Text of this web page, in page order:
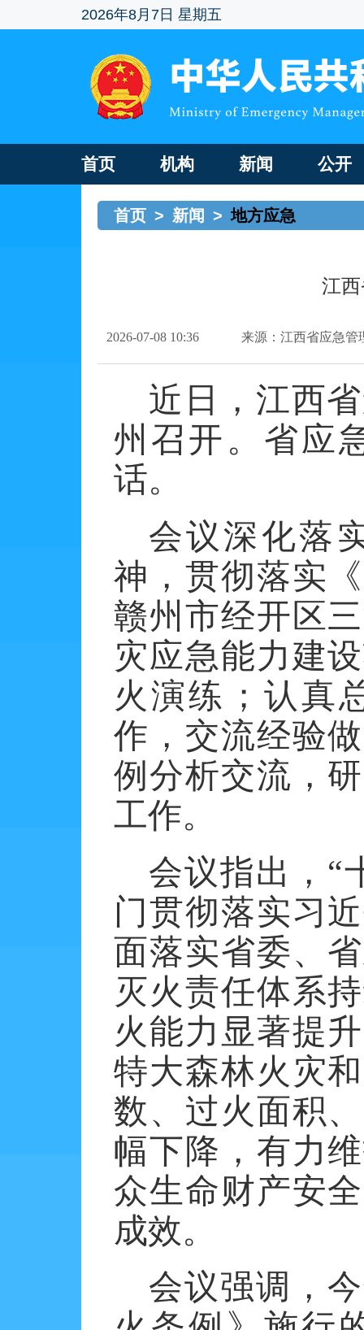
2026年8月7日 星期五
首页 机构 新闻 公开
首页 > 新闻 > 地方应急
江
2026-07-08 10:36 来源：江西省应急管
近日，江西
州召开。省应
话。
会议深化落
神，贯彻落实
赣州市经开区
灾应急能力建
火演练；认真
作，交流经验
例分析交流，
工作。
会议指出， “
门贯彻落实习
面落实省委、
灭火责任体系
火能力显著提
特大森林火灾
数、过火面积
幅下降，有力
众生命财产安
成效。
会议强调，